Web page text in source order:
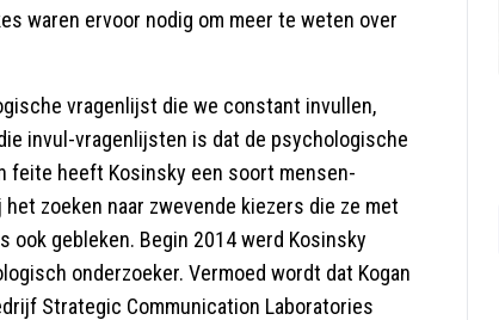
waren ervoor nodig om meer te weten over
vragenlijst die we constant invullen,
invul-vragenlijsten is dat de psychologische
feite heeft Kosinsky een soort mensen-
zoeken naar zwevende kiezers die ze met
ook gebleken. Begin 2014 werd Kosinsky
onderzoeker. Vermoed wordt dat Kogan
Strategic Communication Laboratories